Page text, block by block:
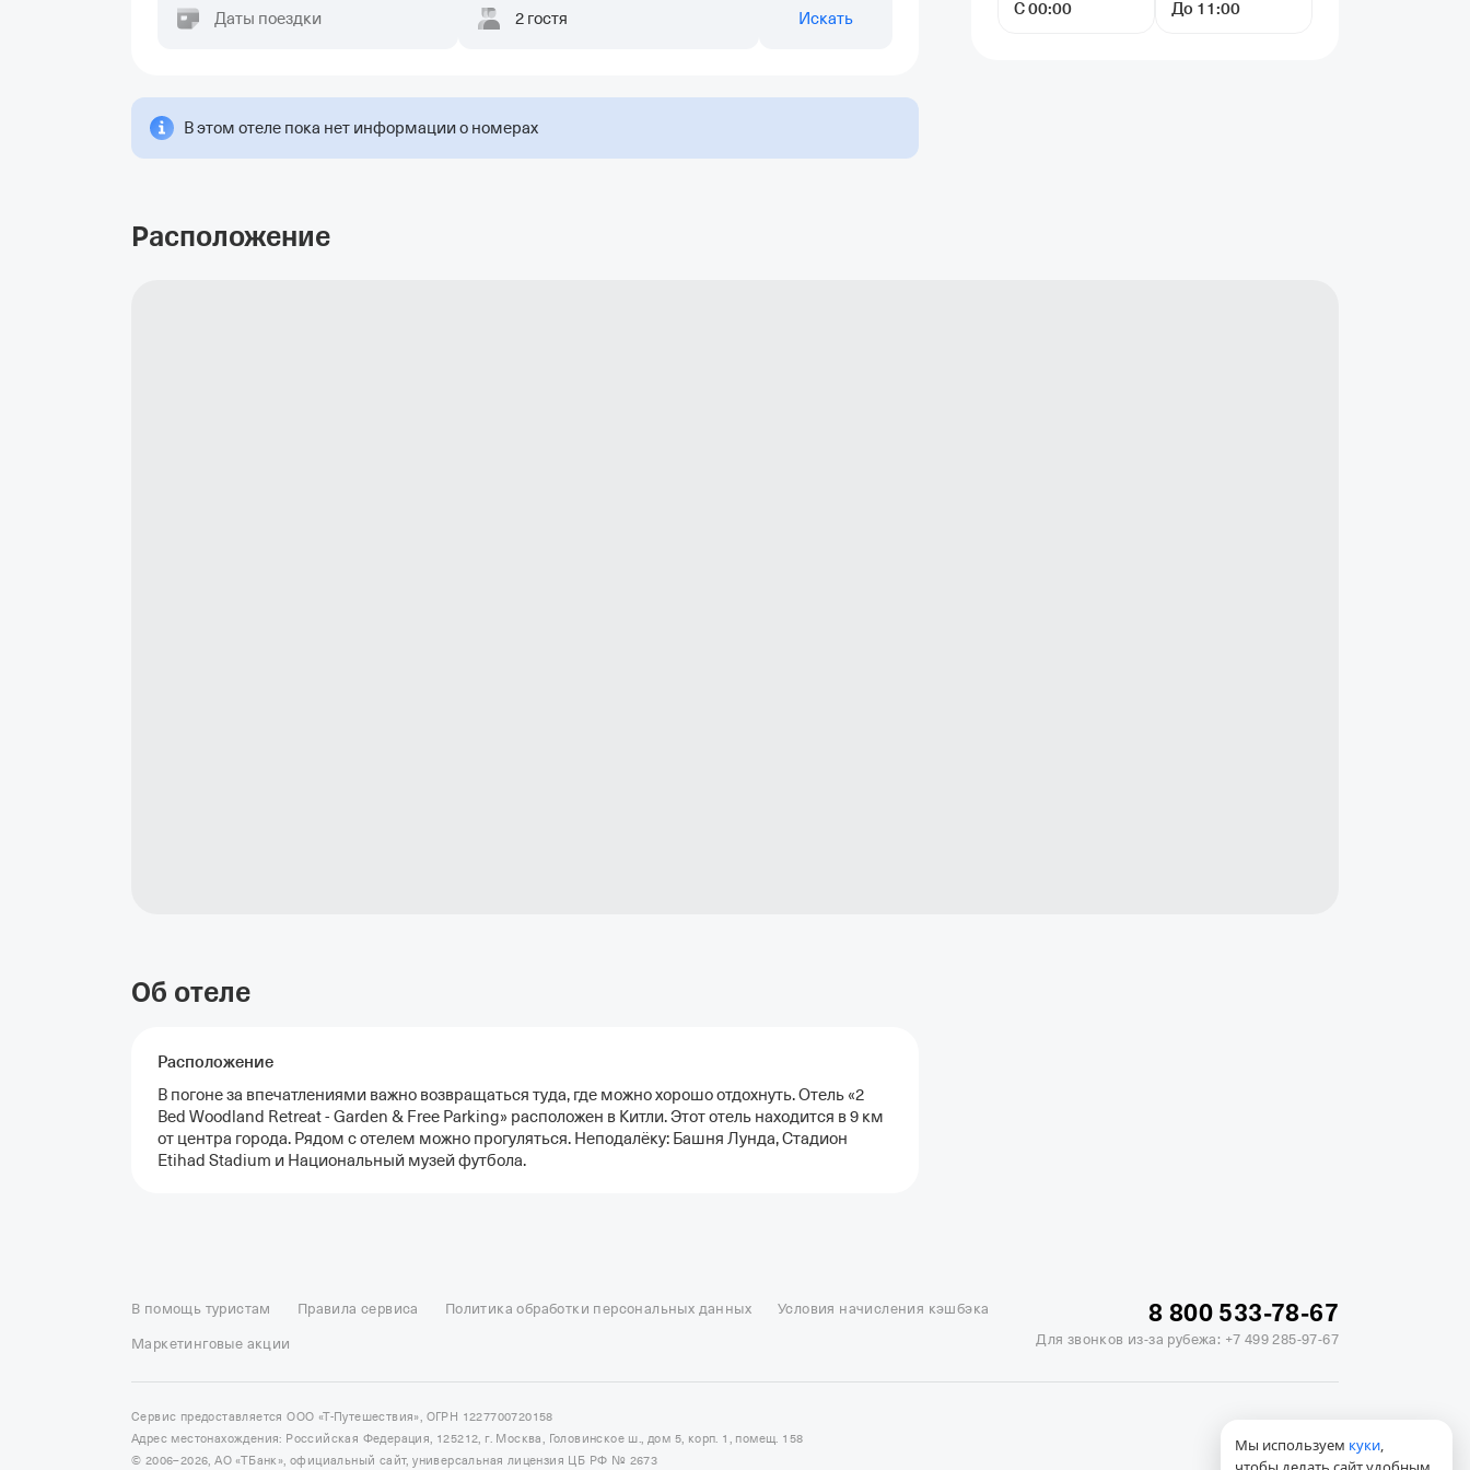
С 00:00 До 11:00
Даты поездки 2 гостя Искать
В этом отеле пока нет информации о номерах
Расположение
Об отеле
Расположение
В погоне за впечатлениями важно возвращаться туда, где можно хорошо отдохнуть. Отель «2
Bed Woodland Retreat - Garden & Free Parking» расположен в Китли. Этот отель находится в 9 км
от центра города. Рядом с отелем можно прогуляться. Неподалёку: Башня Лунда, Стадион
Etihad Stadium и Национальный музей футбола.
Отель Космос в Москве
Отель Президент Отель Рэдиссон в Сочи Отель Гринвуд Отель Soluxe в Москве
Отель Измайлово Альфа
Отели в Сочи Отели в Ярославле Отели в Абхазии Отели в Сортавале Еще
В помощь туристам Правила сервиса Политика обработки персональных данных Условия начисления кэшбэка
Маркетинговые акции
8 800 533-78-67
Для звонков из-за рубежа: +7 499 285-97-67
Сервис предоставляется ООО «Т-Путешествия», ОГРН 1227700720158
Адрес местонахождения: Российская Федерация, 125212, г. Москва, Головинское ш., дом 5, корп. 1, помещ. 158
© 2006–2026, АО «ТБанк», официальный сайт, универсальная лицензия ЦБ РФ № 2673
Мы используем куки,